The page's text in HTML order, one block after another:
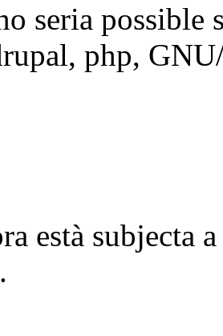
seria possible
php,
està subjecta
.